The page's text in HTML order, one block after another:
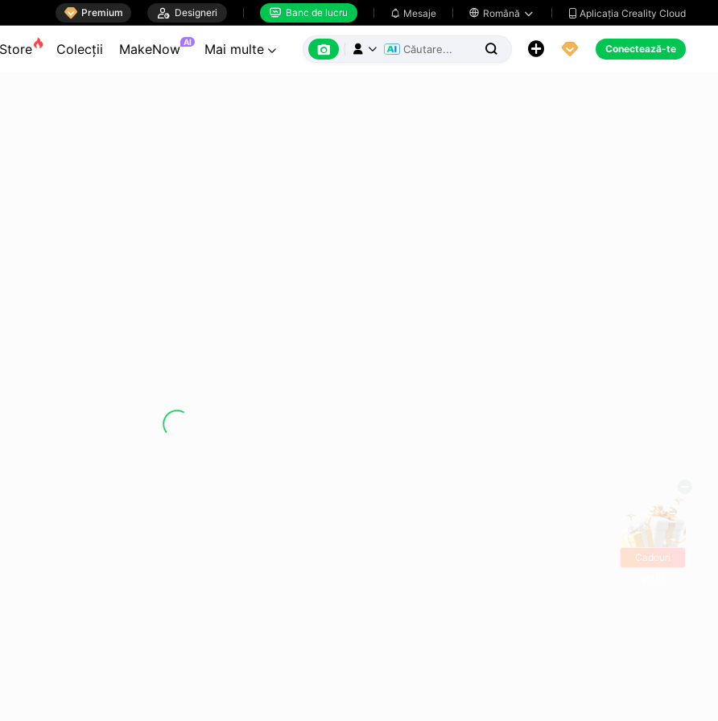
 Premium  Designeri  Banc de lucru  Mesaje  Română   Aplicația Creality Cloud
Store Colecții MakeNow AI Mai multe        Conectează-te
Cadouri